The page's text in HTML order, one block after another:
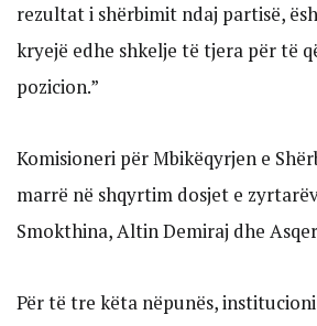
rezultat i shërbimit ndaj partisë,
kryejë edhe shkelje të tjera për të
pozicion.”
Komisioneri për Mbikëqyrjen e
marrë në shqyrtim dosjet e
Smokthina, Altin Demiraj dhe
Për të tre këta nëpunës,